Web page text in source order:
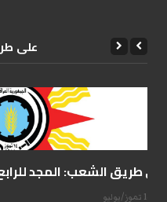
علی
على طريق الشعب: المجد
14 تموز/يوليو